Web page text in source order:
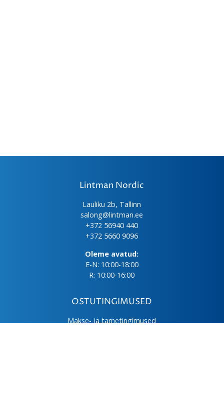
Lintman Nordic
Lauliku 2b, Tallinn
salong@lintman.ee
+372 56940 440
+372 5660 9096
Oleme avatud:
E-N: 10:00-18:00
R: 10:00-16:00
OSTUTINGIMUSED
Makse- ja tarnetingimused